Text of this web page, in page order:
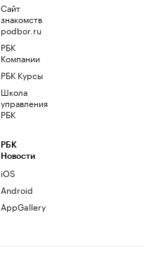
Сайт
знакомств
podbor.ru
РБК
Компании
РБК Курсы
Школа
управления
РБК
РБК
Новости
iOS
Android
AppGallery